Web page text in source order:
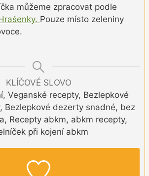
můžeme zpracovat podle
Pouze místo zeleniny
KLÍČOVÉ SLOVO
Veganské recepty, Bezlepkové
Bezlepkové dezerty snadné, bez
Recepty abkm, abkm recepty,
při kojení abkm